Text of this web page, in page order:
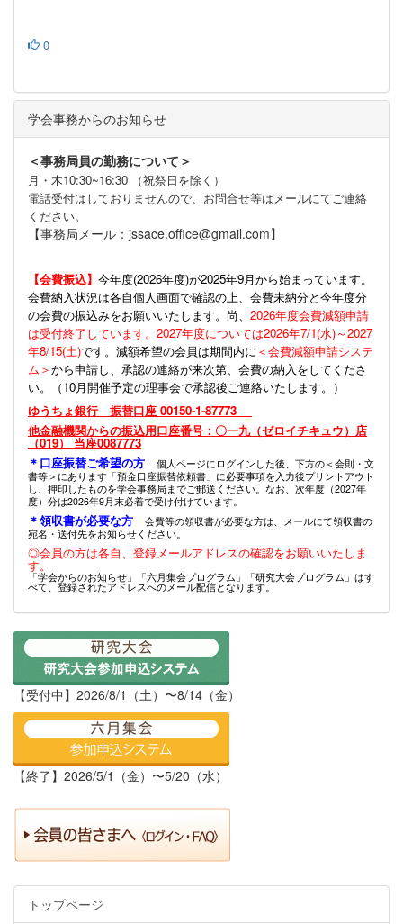
0
学会事務からのお知らせ
＜事務局員の勤務について＞
月・木10:30~16:30 （祝祭日を除く）
電話受付はしておりませんので、お問合せ等はメールにてご連絡
ください。
【事務局メール：jssace.office@gmail.com】
【会費振込】 今年度(2026年度)が2025年9月から始まっています。
会費納入状況は各自個人画面で確認の上、会費未納分と今年度分
の会費の振込みをお願いいたします。尚、 2026年度会費減額申請
は受付終了しています。2027年度については2026年7/1(水)～2027
年8/15(土)です。減額希望の会員は期間内に ＜会費減額申請システ
ム＞から申請し、承認の連絡が来次第、会費の納入をしてくださ
い。（10月開催予定の理事会で承認後ご連絡いたします。）
ゆうちょ銀行 振替口座 00150-1-87773
他金融機関からの振込用口座番号：〇一九（ゼロイチキュウ）店
（019） 当座0087773
＊口座振替ご希望の方
個人ページにログインした後、下方の＜会則・文
書等＞にあります「預金口座振替依頼書」に必要事項を入力後プリントアウト
し、押印したものを学会事務局までご郵送ください。なお、次年度（2027年
度）分は2026年9月末必着で受け付けています。
＊領収書が必要な方
会費等の領収書が必要な方は、メールにて領収書の
宛名・送付先をお知らせください。
◎会員の方は各自、登録メールアドレスの確認をお願いいたしま
す。
「学会からのお知らせ」「六月集会プログラム」「研究大会プログラム」はす
べて、登録されたアドレスへのメール配信となります。
【受付中】2026/8/1（土）〜8/14（金）
【終了】2026/5/1（金）〜5/20（水）
トップページ